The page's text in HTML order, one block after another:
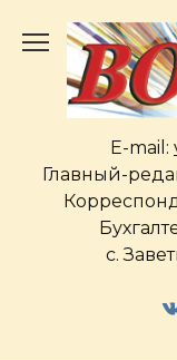
содержанию
E-mail:
Главный-
с.